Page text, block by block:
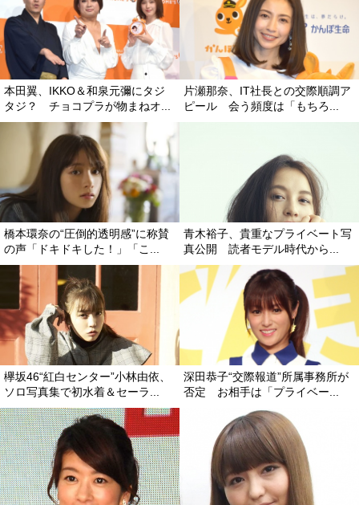
本田翼、IKKO＆和泉元彌にタジ
タジ？ チョコプラが物まねオ...
片瀬那奈、IT社長との交際順調ア
ピール 会う頻度は「もちろ...
橋本環奈の“圧倒的透明感”に称賛
の声「ドキドキした！」「こ...
青木裕子、貴重なプライベート写
真公開 読者モデル時代から...
欅坂46“紅白センター”小林由依、
ソロ写真集で初水着＆セーラ...
深田恭子“交際報道”所属事務所が
否定 お相手は「プライベー...